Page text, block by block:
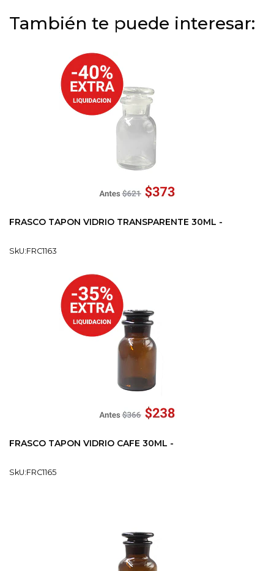
También te puede interesar:
FRASCO TAPON VIDRIO TRANSPARENTE 30ML -
SkU:FRC1163
FRASCO TAPON VIDRIO CAFE 30ML -
SkU:FRC1165